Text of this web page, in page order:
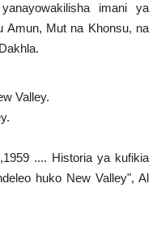
imani ya
Amun, Mut na Khonsu, na
Valley.
.... Historia ya kufikia
huko New Valley", Al